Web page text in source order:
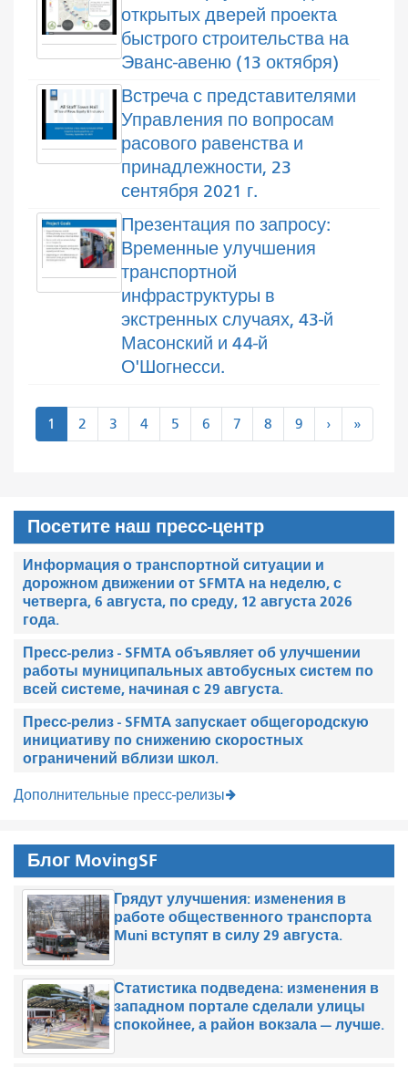
открытых дверей проекта
быстрого строительства на
Эванс-авеню (13 октября)
Встреча с представителями
Управления по вопросам
расового равенства и
принадлежности, 23
сентября 2021 г.
Презентация по запросу:
Временные улучшения
транспортной
инфраструктуры в
экстренных случаях, 43-й
Масонский и 44-й
О'Шогнесси.
Пагинация
1 2 3 4 5 6 7 8 9 ›следующий
>
»
"
Посетите наш пресс-центр
Информация о транспортной ситуации и
дорожном движении от SFMTA на неделю, с
четверга, 6 августа, по среду, 12 августа 2026
года.
Пресс-релиз - SFMTA объявляет об улучшении
работы муниципальных автобусных систем по
всей системе, начиная с 29 августа.
Пресс-релиз - SFMTA запускает общегородскую
инициативу по снижению скоростных
ограничений вблизи школ.
Дополнительные пресс-релизы
Блог MovingSF
Грядут улучшения: изменения в
работе общественного транспорта
Muni вступят в силу 29 августа.
Статистика подведена: изменения в
западном портале сделали улицы
спокойнее, а район вокзала — лучше.